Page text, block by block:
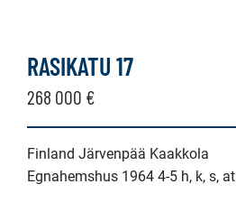
RASIKATU 17
268 000 €
Finland Järvenpää Kaakkola
Egnahemshus 1964 4-5 h, k, s, at